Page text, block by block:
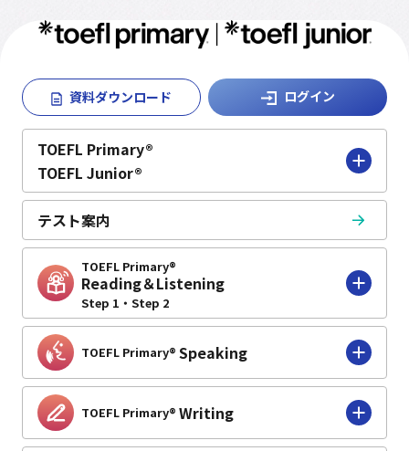
資料ダウンロード ログイン
TOEFL Primary®
TOEFL Junior®
テスト案内
TOEFL Primary®
Reading＆Listening
Step 1・Step 2
TOEFL Primary® Speaking
TOEFL Primary® Writing